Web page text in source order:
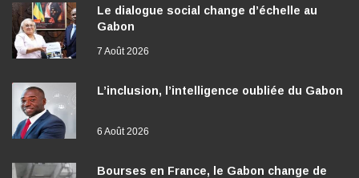
Le dialogue social change d’échelle au
Gabon
7 Août 2026
L’inclusion, l’intelligence oubliée du Gabon
6 Août 2026
Bourses en France, le Gabon change de